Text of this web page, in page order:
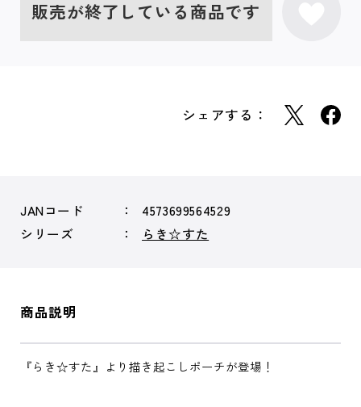
販売が終了している商品です
シェアする：
JANコード
4573699564529
シリーズ
らき☆すた
商品説明
『らき☆すた』より描き起こしポーチが登場！